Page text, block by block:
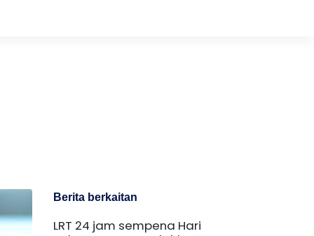
Berita berkaitan
LRT 24 jam sempena Hari